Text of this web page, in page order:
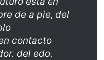
de a pie, del
contacto
del edo.